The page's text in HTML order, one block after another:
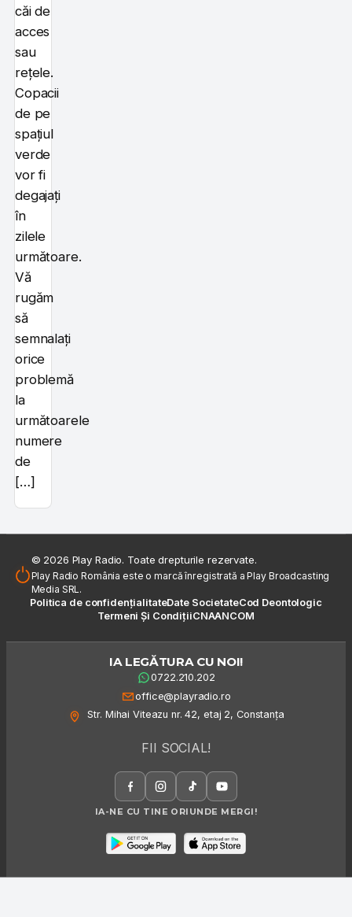
căi de
acces
sau
rețele.
Copacii
de pe
spațiul
verde
vor fi
degajați
în
zilele
următoare.
Vă
rugăm
să
semnalați
orice
problemă
la
următoarele
numere
de
[…]
© 2026 Play Radio. Toate drepturile rezervate.
Play Radio România este o marcă înregistrată a Play Broadcasting
Media SRL.
Politica de confidențialitateDate SocietateCod Deontologic
Termeni Și CondițiiCNAANCOM
IA LEGĂTURA CU NOI!
0722.210.202
office@playradio.ro
Str. Mihai Viteazu nr. 42, etaj 2, Constanța
FII SOCIAL!
IA-NE CU TINE ORIUNDE MERGI!